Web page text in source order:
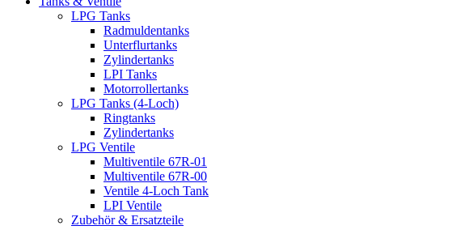
LPG Tanks
Radmuldentanks
Unterflurtanks
Zylindertanks
LPI Tanks
Motorrollertanks
LPG Tanks (4-Loch)
Ringtanks
Zylindertanks
LPG Ventile
Multiventile 67R-01
Multiventile 67R-00
Ventile 4-Loch Tank
LPI Ventile
Zubehör & Ersatzteile